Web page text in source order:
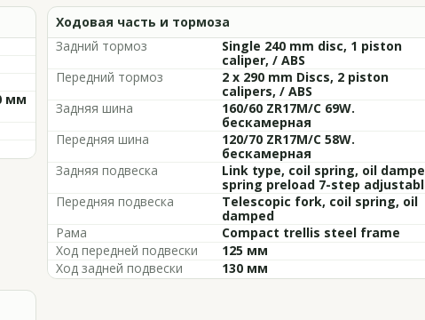
мм
Ходовая часть и тормоза
Задний тормоз
Single 240 mm disc, 1 piston
caliper, / ABS
Передний тормоз
2 x 290 mm Discs, 2 piston
calipers, / ABS
Задняя шина
160/60 ZR17M/C 69W.
бескамерная
Передняя шина
120/70 ZR17M/C 58W.
бескамерная
Задняя подвеска
Link type, coil spring, oil
spring preload 7-step
Передняя подвеска
Telescopic fork, coil spring, oil
damped
Рама
Compact trellis steel frame
Ход передней подвески
125 мм
Ход задней подвески
130 мм